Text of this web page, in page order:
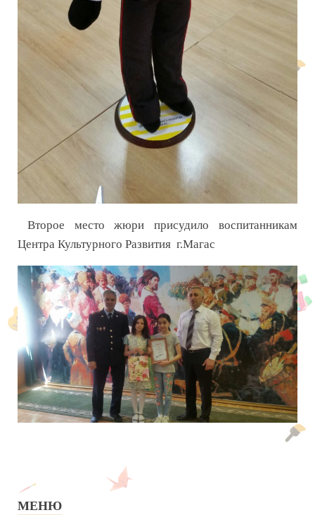
Второе место жюри присудило воспитанникам
Центра Культурного Развития г.Магас
МЕНЮ